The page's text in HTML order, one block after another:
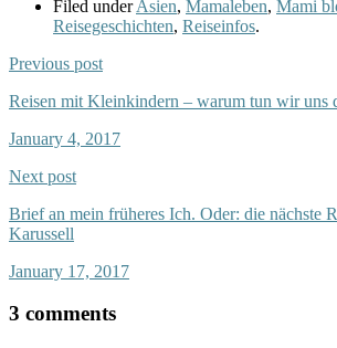
Filed underAsien, Mamaleben, Mami
Reisegeschichten, Reiseinfos.
Previous post
Reisen mit Kleinkindern – warum tun wir uns
January 4, 2017
Next post
Brief an mein früheres Ich. Oder: die nächste
Karussell
January 17, 2017
3 comments